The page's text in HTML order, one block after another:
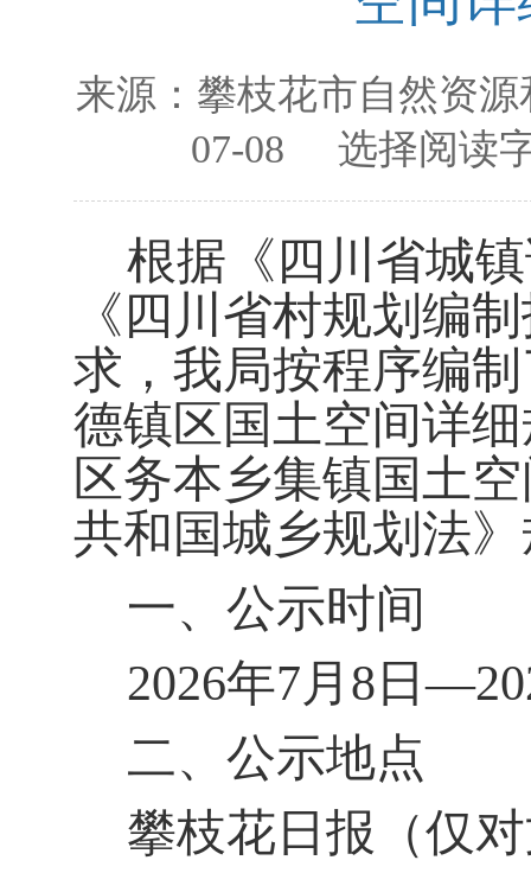
来源： 攀枝花市自然资
07-08 选择阅读
根据《四川省城
《四川省村规划编
求，我局按程序编
德镇区国土空间详
区务本乡集镇国土
共和国城乡规划法
一、公示时间
2026年7月 8 日—
二、公示地点
攀枝花日报 （仅